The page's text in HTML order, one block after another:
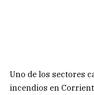
Uno de los sectores
incendios en